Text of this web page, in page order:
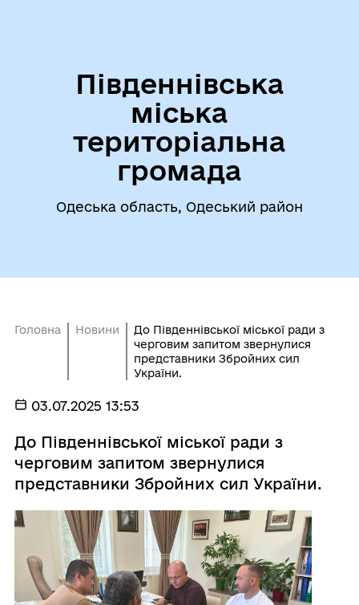
Південнівська
міська
територіальна
громада
Одеська область, Одеський район
Головна Новини
До Південнівської міської ради з
черговим запитом звернулися
представники Збройних сил
України.
03.07.2025 13:53
До Південнівської міської ради з
черговим запитом звернулися
представники Збройних сил України.